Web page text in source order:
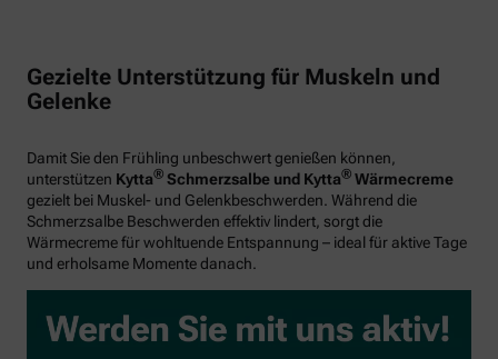
Gezielte Unterstützung für Muskeln und
Gelenke
Damit Sie den Frühling unbeschwert genießen können,
unterstützen Kytta® Schmerzsalbe und Kytta® Wärmecreme
gezielt bei Muskel- und Gelenkbeschwerden. Während die
Schmerzsalbe Beschwerden effektiv lindert, sorgt die
Wärmecreme für wohltuende Entspannung – ideal für aktive Tage
und erholsame Momente danach.